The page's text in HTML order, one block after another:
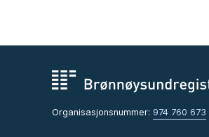
Organisasjonsnummer: 974 760 673